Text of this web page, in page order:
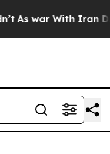
As war With Iran